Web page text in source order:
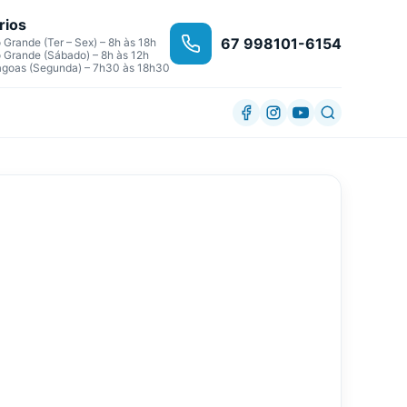
(Ter – Sex) – 8h às 18h
Grande (Sábado) – 8h às 12h
(Segunda) – 7h30 às 18h30
67 998101-6154